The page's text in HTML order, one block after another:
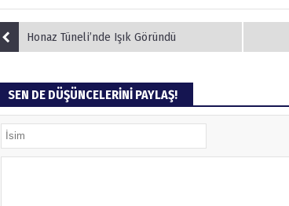
Honaz Tüneli’nde Işık Göründü
SEN DE DÜŞÜNCELERİNİ PAYLAŞ!